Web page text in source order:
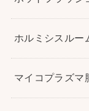
ホルミシスルー
マイコプラズマ